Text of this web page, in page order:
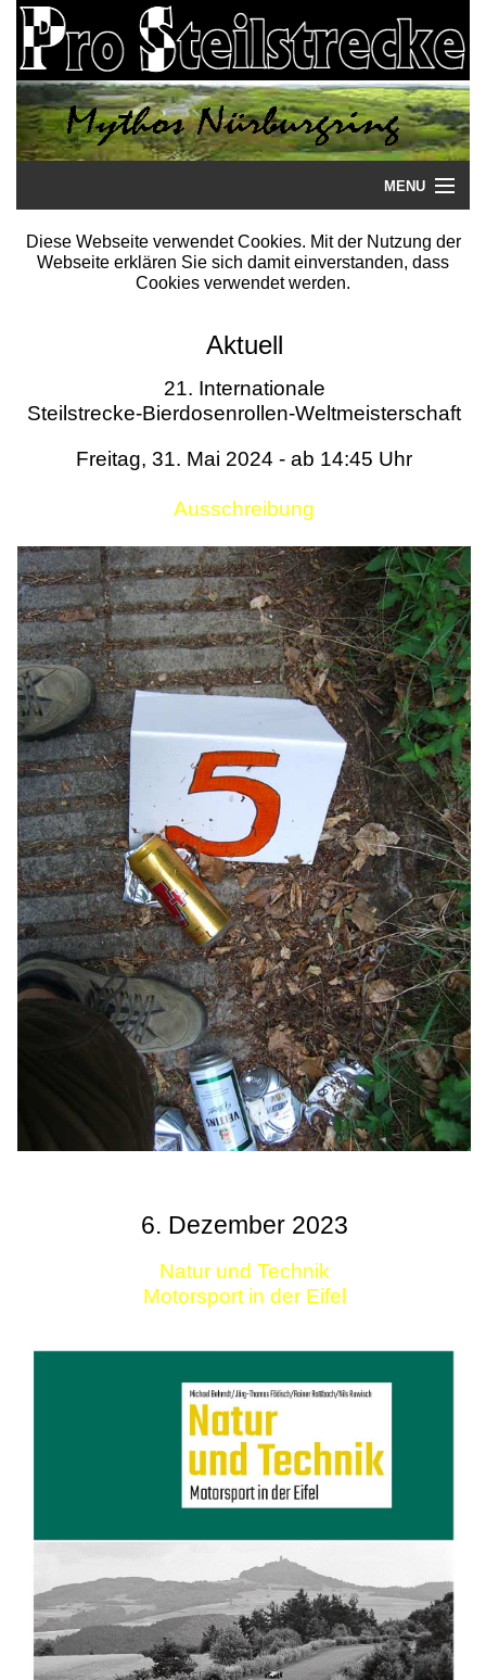
MENU
Startseite
Literatur
Termine
Diese Webseite verwendet Cookies. Mit der Nutzung der
Webseite erklären Sie sich damit einverstanden, dass
Cookies verwendet werden.
Aktuell
21. Internationale
Steilstrecke-Bierdosenrollen-Weltmeisterschaft
Freitag, 31. Mai 2024 - ab 14:45 Uhr
Ausschreibung
6. Dezember 2023
Natur und Technik
Motorsport in der Eifel